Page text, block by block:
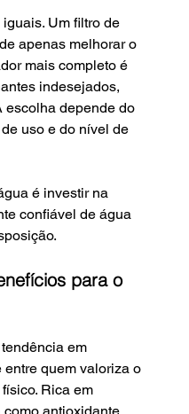
Um filtro de
apenas melhorar o
mais completo é
indesejados,
escolha depende do
uso e do nível de
é investir na
confiável de água
para o
em
quem valoriza o
Rica em
antioxidante